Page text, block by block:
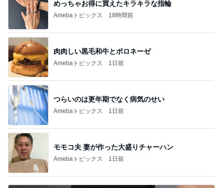
めっちゃお得に買えたキラキラな指輪
Amebaトピックス 18時間前
肉肉しい黒毛和牛とボロネーゼ
Amebaトピックス 1日前
つらいのは更年期でなく病気のせい
Amebaトピックス 1日前
モモコ夫 妻が作った大盛りチャーハン
Amebaトピックス 1日前